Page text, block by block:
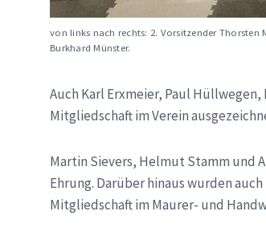
von links nach rechts: 2. Vorsitzender Thorsten
Burkhard Münster.
Auch Karl Erxmeier, Paul
Mitgliedschaft im Verein
Martin Sievers, Helmut Stamm und
Ehrung. Darüber hinaus wurden
Mitgliedschaft im Maurer- und